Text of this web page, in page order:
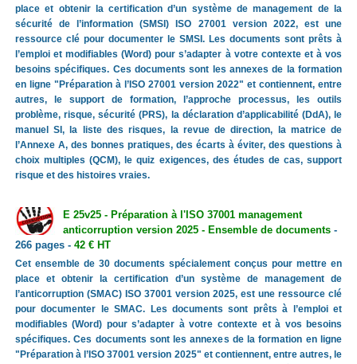
place et obtenir la certification d’un système de management de la
sécurité de l’information (SMSI) ISO 27001 version 2022, est une
ressource clé pour documenter le SMSI. Les documents sont prêts à
l’emploi et modifiables (Word) pour s’adapter à votre contexte et à vos
besoins spécifiques. Ces documents sont les annexes de la formation
en ligne "Préparation à l’ISO 27001 version 2022" et contiennent, entre
autres, le support de formation, l’approche processus, les outils
problème, risque, sécurité (PRS), la déclaration d’applicabilité (DdA), le
manuel SI, la liste des risques, la revue de direction, la matrice de
l’Annexe A, des bonnes pratiques, des écarts à éviter, des questions à
choix multiples (QCM), le quiz exigences, des études de cas, support
risque et des histoires vraies.
E 25v25 - Préparation à l'ISO 37001 management
anticorruption version 2025 - Ensemble de documents-
266 pages - 42 € HT
Cet ensemble de 30 documents spécialement conçus pour mettre en
place et obtenir la certification d’un système de management de
l’anticorruption (SMAC) ISO 37001 version 2025, est une ressource clé
pour documenter le SMAC. Les documents sont prêts à l’emploi et
modifiables (Word) pour s’adapter à votre contexte et à vos besoins
spécifiques. Ces documents sont les annexes de la formation en ligne
"Préparation à l’ISO 37001 version 2025" et contiennent, entre autres, le